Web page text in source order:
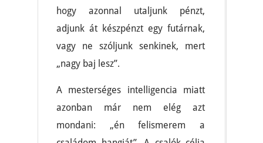
hogy azonnal utaljunk pénzt,
adjunk át készpénzt egy futárnak,
vagy ne szóljunk senkinek, mert
„nagy baj lesz”.
A mesterséges intelligencia miatt
azonban már nem elég azt
mondani: „én felismerem a